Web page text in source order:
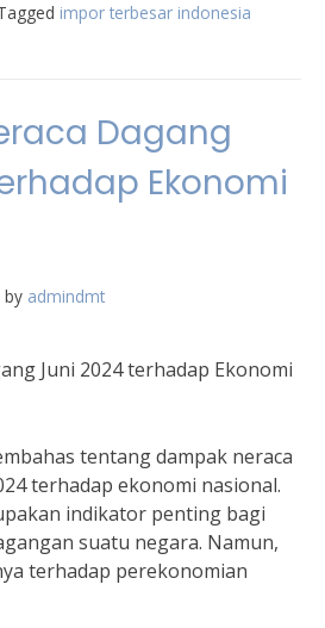
impor terbesar indonesia
Dagang
Ekonomi
by admindmt
Juni 2024 terhadap Ekonomi
tentang dampak neraca
terhadap ekonomi nasional.
indikator penting bagi
suatu negara. Namun,
terhadap perekonomian